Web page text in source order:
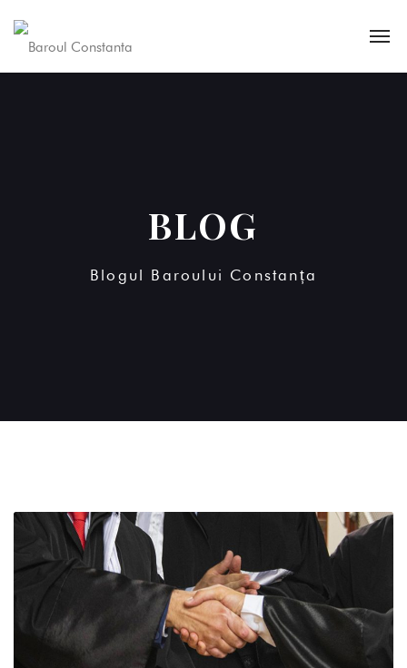
BLOG
Blogul Baroului Constanța